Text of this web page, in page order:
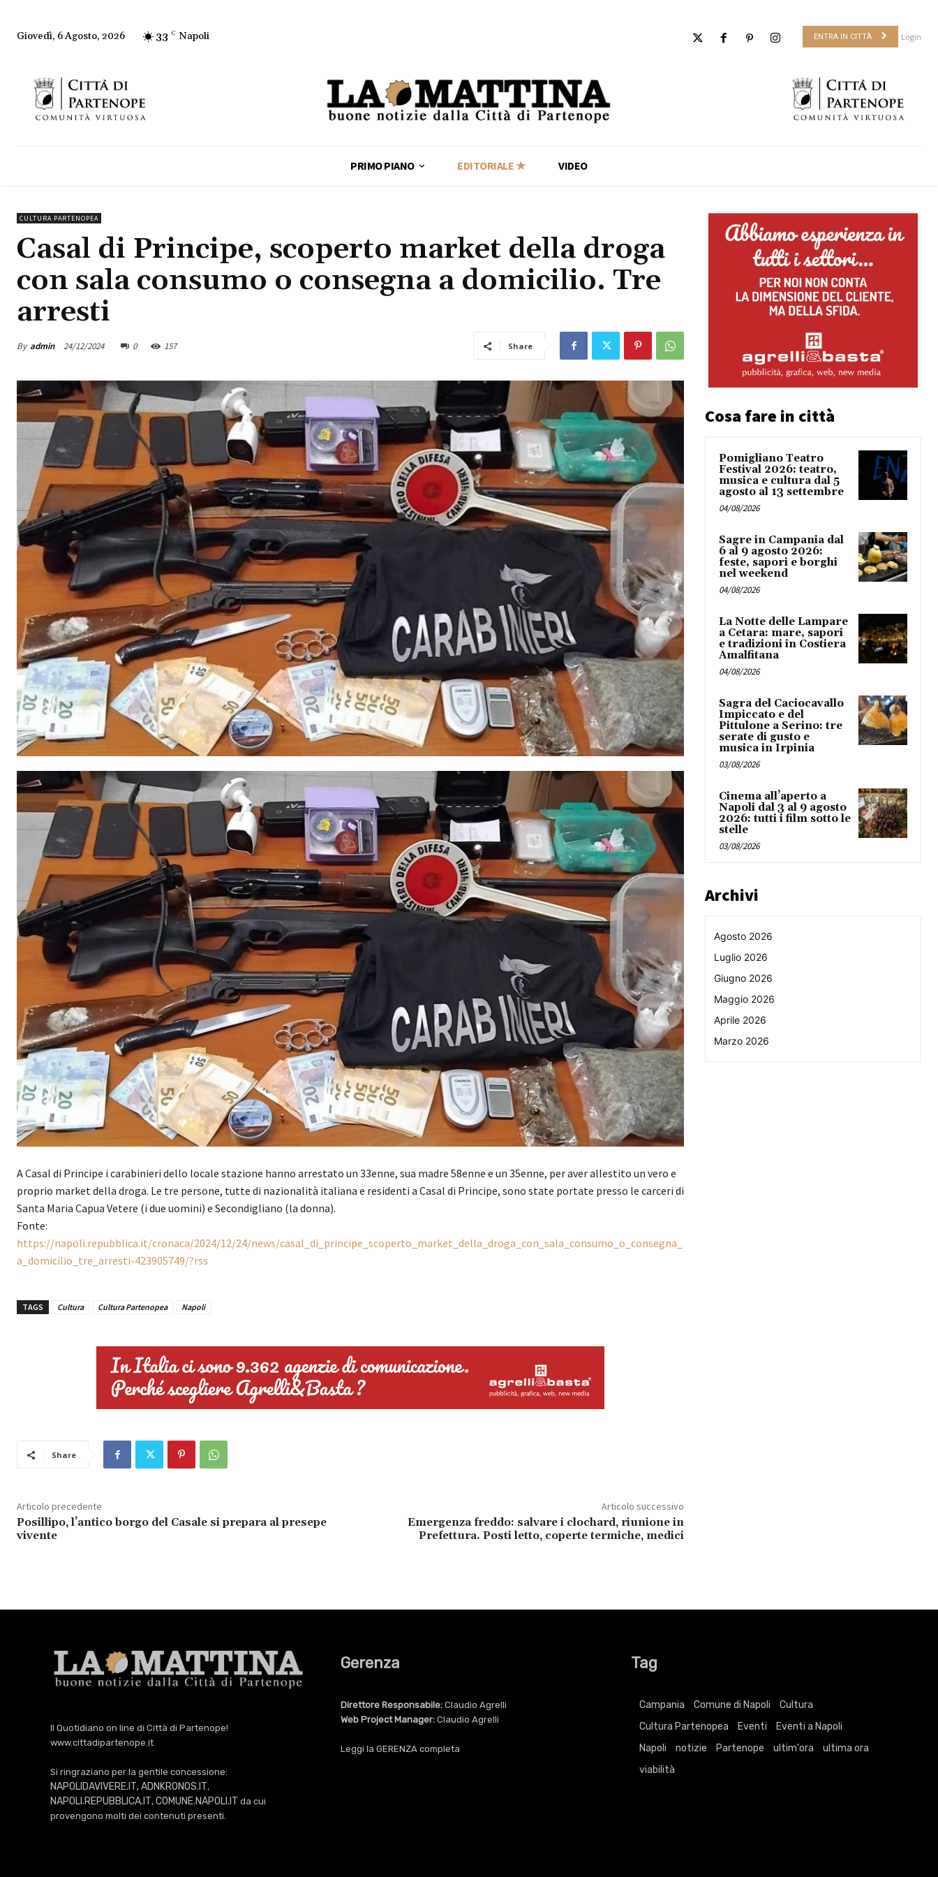
Giovedì, 6 Agosto, 2026 33 C Napoli ENTRA IN CITTÀ Login
PRIMO PIANO EDITORIALE ★ VIDEO
CULTURA PARTENOPEA
Casal di Principe, scoperto market della droga
con sala consumo o consegna a domicilio. Tre
arresti
By admin 24/12/2024 0 157 Share
A Casal di Principe i carabinieri dello locale stazione hanno arrestato un 33enne, sua madre 58enne e un 35enne, per aver allestito un vero e
proprio market della droga. Le tre persone, tutte di nazionalità italiana e residenti a Casal di Principe, sono state portate presso le carceri di
Santa Maria Capua Vetere (i due uomini) e Secondigliano (la donna).
Fonte:
https://napoli.repubblica.it/cronaca/2024/12/24/news/casal_di_principe_scoperto_market_della_droga_con_sala_consumo_o_consegna_
a_domicilio_tre_arresti-423905749/?rss
TAGS Cultura Cultura Partenopea Napoli
Share
Articolo precedente
Posillipo, l’antico borgo del Casale si prepara al presepe
vivente
Articolo successivo
Emergenza freddo: salvare i clochard, riunione in
Prefettura. Posti letto, coperte termiche, medici
Cosa fare in città
Pomigliano Teatro
Festival 2026: teatro,
musica e cultura dal 5
agosto al 13 settembre
04/08/2026
Sagre in Campania dal
6 al 9 agosto 2026:
feste, sapori e borghi
nel weekend
04/08/2026
La Notte delle Lampare
a Cetara: mare, sapori
e tradizioni in Costiera
Amalfitana
04/08/2026
Sagra del Caciocavallo
Impiccato e del
Pittulone a Serino: tre
serate di gusto e
musica in Irpinia
03/08/2026
Cinema all’aperto a
Napoli dal 3 al 9 agosto
2026: tutti i film sotto le
stelle
03/08/2026
Archivi
Agosto 2026
Luglio 2026
Giugno 2026
Maggio 2026
Aprile 2026
Marzo 2026
Il Quotidiano on line di Città di Partenope!
www.cittadipartenope.it
Si ringraziano per la gentile concessione:
NAPOLIDAVIVERE.IT, ADNKRONOS.IT,
NAPOLI.REPUBBLICA.IT, COMUNE.NAPOLI.IT da cui
provengono molti dei contenuti presenti.
Gerenza
Direttore Responsabile: Claudio Agrelli
Web Project Manager: Claudio Agrelli
Leggi la GERENZA completa
Tag
Campania Comune di Napoli
Cultura
Cultura Partenopea
Eventi
Eventi a Napoli
Napoli
notizie Partenope ultim'ora
ultima ora
viabilità